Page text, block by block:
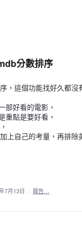
分數排序
，這個功能找好久都沒
部好看的電影，
重點是要好看，
上自己的考量，再排除
7月13日 · 報告…